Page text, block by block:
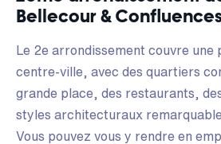
Bellecour &
Le 2e arrondissement couvre une
centre-ville, avec des quartiers
grande place, des restaurants,
styles architecturaux
Vous pouvez vous y rendre en